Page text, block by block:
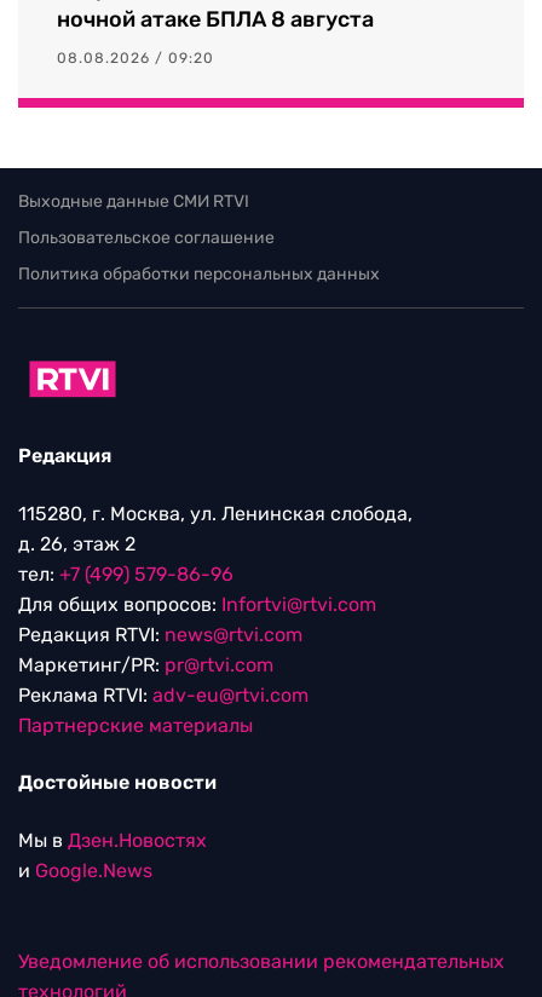
ночной атаке БПЛА 8 августа
08.08.2026 / 09:20
Выходные данные СМИ RTVI
Пользовательское соглашение
Политика обработки персональных данных
Редакция
115280, г. Москва, ул. Ленинская слобода,
д. 26, этаж 2
тел: +7 (499) 579-86-96
Для общих вопросов: Infortvi@rtvi.com
Редакция RTVI: news@rtvi.com
Маркетинг/PR: pr@rtvi.com
Реклама RTVI: adv-eu@rtvi.com
Партнерские материалы
Достойные новости
Мы в Дзен.Новостях
и Google.News
Уведомление об использовании рекомендательных
технологий